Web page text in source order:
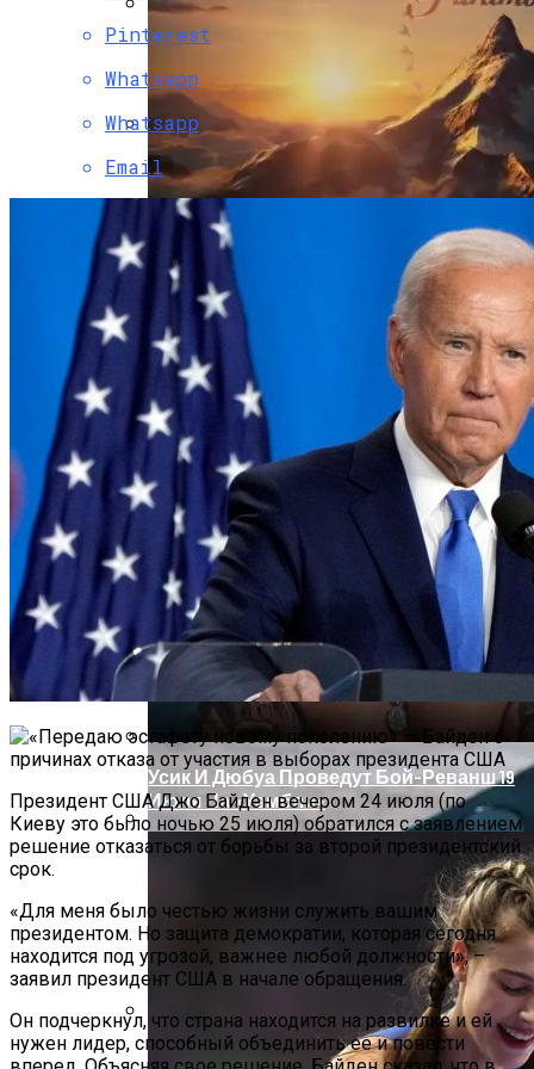
Гаражные Ворота Рольставни
Два Прораба — Информационный
Двухэтажный Дом: Подготовительный
Этап Строительства, Основные Этапы
Возведения
Проекты Домов Для Узких Длинных
Участков
Проект Дома С Верандой И Террасой +
Телевизор Картина Samsung The Frame —
Обзор Необычного Телевизора Для
Дома И Студии
LG 32UD99-W — Обзор Самого Эпического
Монитора С UltraHD 4K HDR
Paramount Получит Права На
Трансляцию UFC В США За $7,7 Млрд
Усик И Дюбуа Проведут Бой-Реванш 19
Июля На «Уэмбли»
Pinterest
Whatsapp
Whatsapp
Email
Президент США Джо Байден вечером 24 июля (по
Киеву это было ночью 25 июля) обратился с заявлением
решение отказаться от борьбы за второй президентский
срок.
«Для меня было честью жизни служить вашим
президентом. Но защита демократии, которая сегодня
находится под угрозой, важнее любой должности», –
заявил президент США в начале обращения.
Он подчеркнул, что страна находится на развилке и ей
нужен лидер, способный объединить ее и повести